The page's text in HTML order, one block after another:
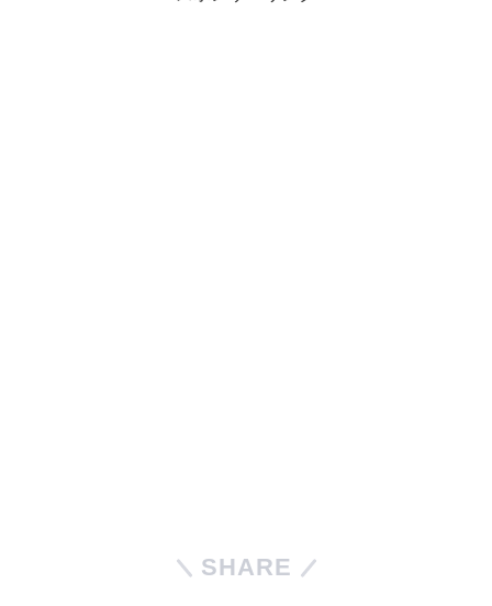
SHARE